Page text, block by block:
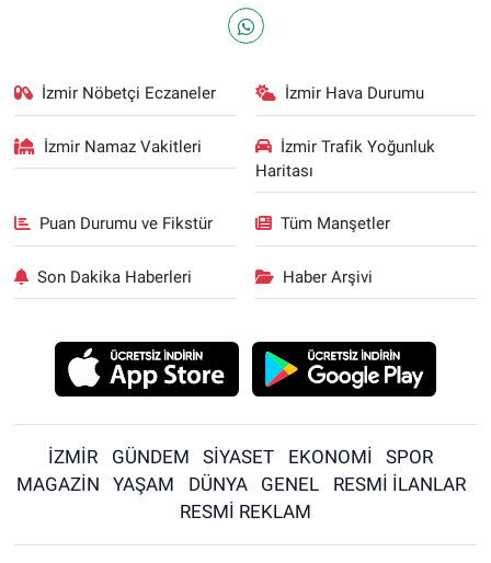
İzmir Nöbetçi Eczaneler İzmir Hava Durumu
İzmir Namaz Vakitleri
İzmir Trafik Yoğunluk
Haritası
Puan Durumu ve Fikstür Tüm Manşetler
Son Dakika Haberleri Haber Arşivi
İZMİR GÜNDEM SİYASET EKONOMİ
SPOR
MAGAZİN
YAŞAM DÜNYA GENEL
RESMİ İLANLAR
RESMİ REKLAM